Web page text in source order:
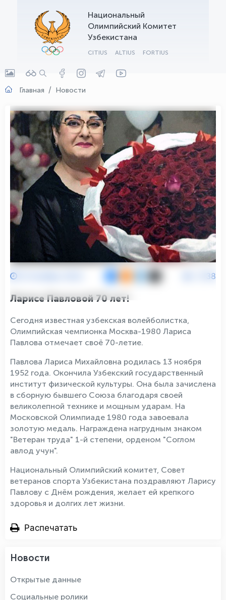
Национальный
Олимпийский Комитет
Узбекистана
CITIUS ALTIUS FORTIUS
Главная Новости
2738
Ларисе Павловой 70 лет!
Сегодня известная узбекская волейболистка,
Олимпийская чемпионка Москва-1980 Лариса
Павлова отмечает своё 70-летие.
Павлова Лариса Михайловна родилась 13 ноября
1952 года. Окончила Узбекский государственный
институт физической культуры. Она была зачислена
в сборную бывшего Союза благодаря своей
великолепной технике и мощным ударам. На
Московской Олимпиаде 1980 года завоевала
золотую медаль. Награждена нагрудным знаком
"Ветеран труда" 1-й степени, орденом "Соглом
авлод учун".
Национальный Олимпийский комитет, Совет
ветеранов спорта Узбекистана поздравляют Ларису
Павлову с Днём рождения, желает ей крепкого
здоровья и долгих лет жизни.
Распечатать
Новости
Открытые данные
Социальные ролики
OLYMPCHIK AI - yordamchi
Онлайн · olympic.uz